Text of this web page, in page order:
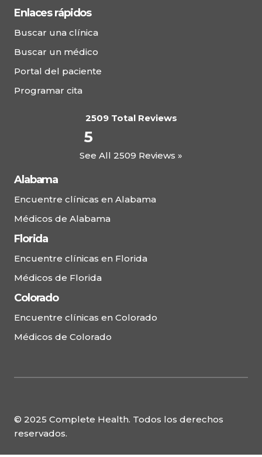
Enlaces rápidos
Buscar una clínica
Buscar un médico
Portal del paciente
Programar cita
2509 Total Reviews
5
See All 2509 Reviews »
Alabama
Encuentre clínicas en Alabama
Médicos de Alabama
Florida
Encuentre clínicas en Florida
Médicos de Florida
Colorado
Encuentre clínicas en Colorado
Médicos de Colorado
© 2025 Complete Health. Todos los derechos
reservados.